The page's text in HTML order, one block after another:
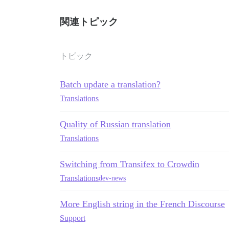
関連トピック
トピック
Batch update a translation?
Translations
Quality of Russian translation
Translations
Switching from Transifex to Crowdin
Translationsdev-news
More English string in the French Discourse
Support